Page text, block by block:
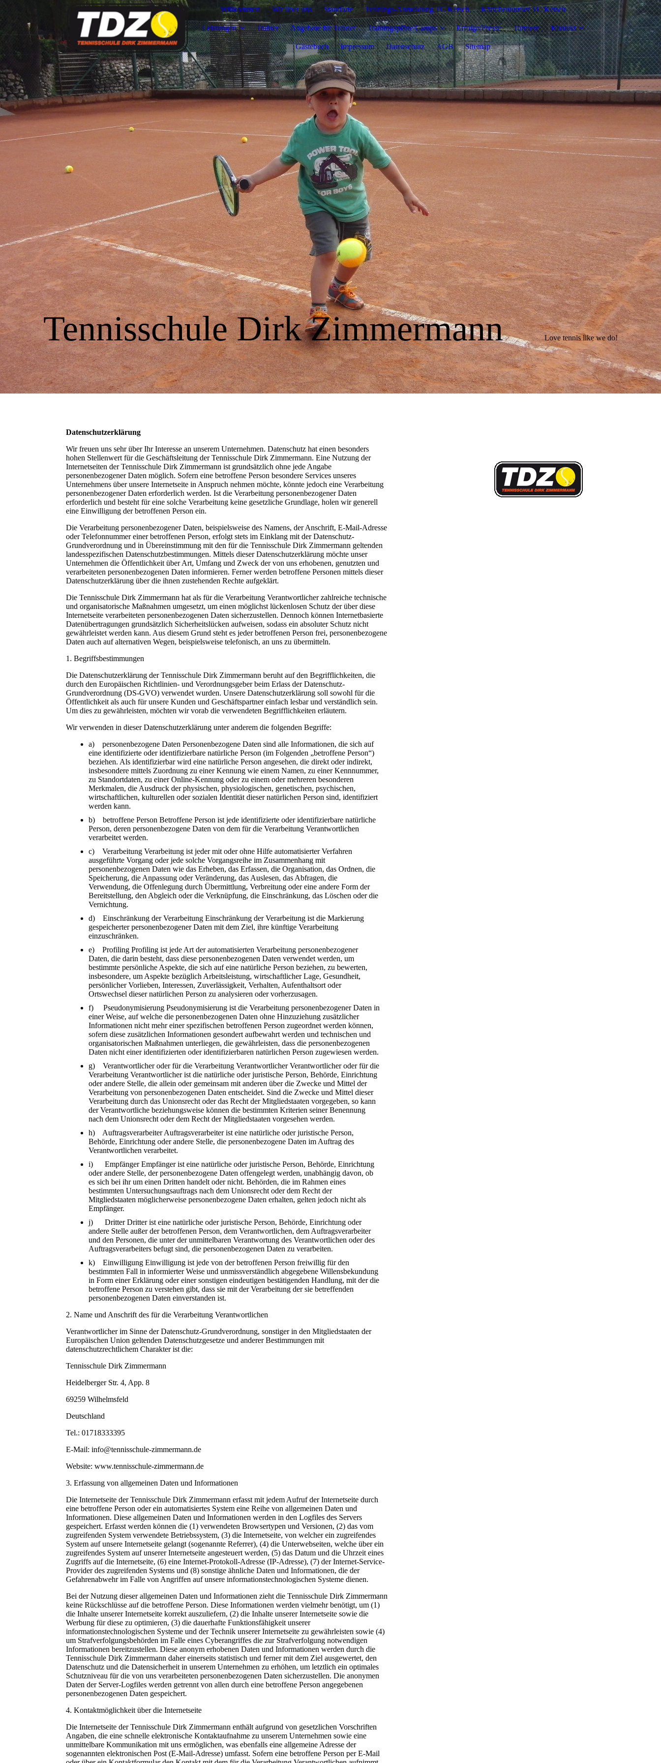
Willkommen Wir über uns Standorte Trainings-Anmeldung TC Ketsch Kärtchenturnier TC Ketsch
Leistungen Trainer Angebote für Trainer Trainingspläne/Camps Erfolge/Presse Turniere Kontakt
Gästebuch Impressum Datenschutz AGB Sitemap
Tennisschule Dirk Zimmermann Love tennis like we do!
Datenschutzerklärung
Wir freuen uns sehr über Ihr Interesse an unserem Unternehmen. Datenschutz hat einen besonders
hohen Stellenwert für die Geschäftsleitung der Tennisschule Dirk Zimmermann. Eine Nutzung der
Internetseiten der Tennisschule Dirk Zimmermann ist grundsätzlich ohne jede Angabe
personenbezogener Daten möglich. Sofern eine betroffene Person besondere Services unseres
Unternehmens über unsere Internetseite in Anspruch nehmen möchte, könnte jedoch eine Verarbeitung
personenbezogener Daten erforderlich werden. Ist die Verarbeitung personenbezogener Daten
erforderlich und besteht für eine solche Verarbeitung keine gesetzliche Grundlage, holen wir generell
eine Einwilligung der betroffenen Person ein.
Die Verarbeitung personenbezogener Daten, beispielsweise des Namens, der Anschrift, E-Mail-Adresse
oder Telefonnummer einer betroffenen Person, erfolgt stets im Einklang mit der Datenschutz-
Grundverordnung und in Übereinstimmung mit den für die Tennisschule Dirk Zimmermann geltenden
landesspezifischen Datenschutzbestimmungen. Mittels dieser Datenschutzerklärung möchte unser
Unternehmen die Öffentlichkeit über Art, Umfang und Zweck der von uns erhobenen, genutzten und
verarbeiteten personenbezogenen Daten informieren. Ferner werden betroffene Personen mittels dieser
Datenschutzerklärung über die ihnen zustehenden Rechte aufgeklärt.
Die Tennisschule Dirk Zimmermann hat als für die Verarbeitung Verantwortlicher zahlreiche technische
und organisatorische Maßnahmen umgesetzt, um einen möglichst lückenlosen Schutz der über diese
Internetseite verarbeiteten personenbezogenen Daten sicherzustellen. Dennoch können Internetbasierte
Datenübertragungen grundsätzlich Sicherheitslücken aufweisen, sodass ein absoluter Schutz nicht
gewährleistet werden kann. Aus diesem Grund steht es jeder betroffenen Person frei, personenbezogene
Daten auch auf alternativen Wegen, beispielsweise telefonisch, an uns zu übermitteln.
1. Begriffsbestimmungen
Die Datenschutzerklärung der Tennisschule Dirk Zimmermann beruht auf den Begrifflichkeiten, die
durch den Europäischen Richtlinien- und Verordnungsgeber beim Erlass der Datenschutz-
Grundverordnung (DS-GVO) verwendet wurden. Unsere Datenschutzerklärung soll sowohl für die
Öffentlichkeit als auch für unsere Kunden und Geschäftspartner einfach lesbar und verständlich sein.
Um dies zu gewährleisten, möchten wir vorab die verwendeten Begrifflichkeiten erläutern.
Wir verwenden in dieser Datenschutzerklärung unter anderem die folgenden Begriffe:
a) personenbezogene Daten Personenbezogene Daten sind alle Informationen, die sich auf
eine identifizierte oder identifizierbare natürliche Person (im Folgenden „betroffene Person“)
beziehen. Als identifizierbar wird eine natürliche Person angesehen, die direkt oder indirekt,
insbesondere mittels Zuordnung zu einer Kennung wie einem Namen, zu einer Kennnummer,
zu Standortdaten, zu einer Online-Kennung oder zu einem oder mehreren besonderen
Merkmalen, die Ausdruck der physischen, physiologischen, genetischen, psychischen,
wirtschaftlichen, kulturellen oder sozialen Identität dieser natürlichen Person sind, identifiziert
werden kann.
b) betroffene Person Betroffene Person ist jede identifizierte oder identifizierbare natürliche
Person, deren personenbezogene Daten von dem für die Verarbeitung Verantwortlichen
verarbeitet werden.
c) Verarbeitung Verarbeitung ist jeder mit oder ohne Hilfe automatisierter Verfahren
ausgeführte Vorgang oder jede solche Vorgangsreihe im Zusammenhang mit
personenbezogenen Daten wie das Erheben, das Erfassen, die Organisation, das Ordnen, die
Speicherung, die Anpassung oder Veränderung, das Auslesen, das Abfragen, die
Verwendung, die Offenlegung durch Übermittlung, Verbreitung oder eine andere Form der
Bereitstellung, den Abgleich oder die Verknüpfung, die Einschränkung, das Löschen oder die
Vernichtung.
d) Einschränkung der Verarbeitung Einschränkung der Verarbeitung ist die Markierung
gespeicherter personenbezogener Daten mit dem Ziel, ihre künftige Verarbeitung
einzuschränken.
e) Profiling Profiling ist jede Art der automatisierten Verarbeitung personenbezogener
Daten, die darin besteht, dass diese personenbezogenen Daten verwendet werden, um
bestimmte persönliche Aspekte, die sich auf eine natürliche Person beziehen, zu bewerten,
insbesondere, um Aspekte bezüglich Arbeitsleistung, wirtschaftlicher Lage, Gesundheit,
persönlicher Vorlieben, Interessen, Zuverlässigkeit, Verhalten, Aufenthaltsort oder
Ortswechsel dieser natürlichen Person zu analysieren oder vorherzusagen.
f) Pseudonymisierung Pseudonymisierung ist die Verarbeitung personenbezogener Daten in
einer Weise, auf welche die personenbezogenen Daten ohne Hinzuziehung zusätzlicher
Informationen nicht mehr einer spezifischen betroffenen Person zugeordnet werden können,
sofern diese zusätzlichen Informationen gesondert aufbewahrt werden und technischen und
organisatorischen Maßnahmen unterliegen, die gewährleisten, dass die personenbezogenen
Daten nicht einer identifizierten oder identifizierbaren natürlichen Person zugewiesen werden.
g) Verantwortlicher oder für die Verarbeitung Verantwortlicher Verantwortlicher oder für die
Verarbeitung Verantwortlicher ist die natürliche oder juristische Person, Behörde, Einrichtung
oder andere Stelle, die allein oder gemeinsam mit anderen über die Zwecke und Mittel der
Verarbeitung von personenbezogenen Daten entscheidet. Sind die Zwecke und Mittel dieser
Verarbeitung durch das Unionsrecht oder das Recht der Mitgliedstaaten vorgegeben, so kann
der Verantwortliche beziehungsweise können die bestimmten Kriterien seiner Benennung
nach dem Unionsrecht oder dem Recht der Mitgliedstaaten vorgesehen werden.
h) Auftragsverarbeiter Auftragsverarbeiter ist eine natürliche oder juristische Person,
Behörde, Einrichtung oder andere Stelle, die personenbezogene Daten im Auftrag des
Verantwortlichen verarbeitet.
i) Empfänger Empfänger ist eine natürliche oder juristische Person, Behörde, Einrichtung
oder andere Stelle, der personenbezogene Daten offengelegt werden, unabhängig davon, ob
es sich bei ihr um einen Dritten handelt oder nicht. Behörden, die im Rahmen eines
bestimmten Untersuchungsauftrags nach dem Unionsrecht oder dem Recht der
Mitgliedstaaten möglicherweise personenbezogene Daten erhalten, gelten jedoch nicht als
Empfänger.
j) Dritter Dritter ist eine natürliche oder juristische Person, Behörde, Einrichtung oder
andere Stelle außer der betroffenen Person, dem Verantwortlichen, dem Auftragsverarbeiter
und den Personen, die unter der unmittelbaren Verantwortung des Verantwortlichen oder des
Auftragsverarbeiters befugt sind, die personenbezogenen Daten zu verarbeiten.
k) Einwilligung Einwilligung ist jede von der betroffenen Person freiwillig für den
bestimmten Fall in informierter Weise und unmissverständlich abgegebene Willensbekundung
in Form einer Erklärung oder einer sonstigen eindeutigen bestätigenden Handlung, mit der die
betroffene Person zu verstehen gibt, dass sie mit der Verarbeitung der sie betreffenden
personenbezogenen Daten einverstanden ist.
2. Name und Anschrift des für die Verarbeitung Verantwortlichen
Verantwortlicher im Sinne der Datenschutz-Grundverordnung, sonstiger in den Mitgliedstaaten der
Europäischen Union geltenden Datenschutzgesetze und anderer Bestimmungen mit
datenschutzrechtlichem Charakter ist die:
Tennisschule Dirk Zimmermann
Heidelberger Str. 4, App. 8
69259 Wilhelmsfeld
Deutschland
Tel.: 01718333395
E-Mail: info@tennisschule-zimmermann.de
Website: www.tennisschule-zimmermann.de
3. Erfassung von allgemeinen Daten und Informationen
Die Internetseite der Tennisschule Dirk Zimmermann erfasst mit jedem Aufruf der Internetseite durch
eine betroffene Person oder ein automatisiertes System eine Reihe von allgemeinen Daten und
Informationen. Diese allgemeinen Daten und Informationen werden in den Logfiles des Servers
gespeichert. Erfasst werden können die (1) verwendeten Browsertypen und Versionen, (2) das vom
zugreifenden System verwendete Betriebssystem, (3) die Internetseite, von welcher ein zugreifendes
System auf unsere Internetseite gelangt (sogenannte Referrer), (4) die Unterwebseiten, welche über ein
zugreifendes System auf unserer Internetseite angesteuert werden, (5) das Datum und die Uhrzeit eines
Zugriffs auf die Internetseite, (6) eine Internet-Protokoll-Adresse (IP-Adresse), (7) der Internet-Service-
Provider des zugreifenden Systems und (8) sonstige ähnliche Daten und Informationen, die der
Gefahrenabwehr im Falle von Angriffen auf unsere informationstechnologischen Systeme dienen.
Bei der Nutzung dieser allgemeinen Daten und Informationen zieht die Tennisschule Dirk Zimmermann
keine Rückschlüsse auf die betroffene Person. Diese Informationen werden vielmehr benötigt, um (1)
die Inhalte unserer Internetseite korrekt auszuliefern, (2) die Inhalte unserer Internetseite sowie die
Werbung für diese zu optimieren, (3) die dauerhafte Funktionsfähigkeit unserer
informationstechnologischen Systeme und der Technik unserer Internetseite zu gewährleisten sowie (4)
um Strafverfolgungsbehörden im Falle eines Cyberangriffes die zur Strafverfolgung notwendigen
Informationen bereitzustellen. Diese anonym erhobenen Daten und Informationen werden durch die
Tennisschule Dirk Zimmermann daher einerseits statistisch und ferner mit dem Ziel ausgewertet, den
Datenschutz und die Datensicherheit in unserem Unternehmen zu erhöhen, um letztlich ein optimales
Schutzniveau für die von uns verarbeiteten personenbezogenen Daten sicherzustellen. Die anonymen
Daten der Server-Logfiles werden getrennt von allen durch eine betroffene Person angegebenen
personenbezogenen Daten gespeichert.
4. Kontaktmöglichkeit über die Internetseite
Die Internetseite der Tennisschule Dirk Zimmermann enthält aufgrund von gesetzlichen Vorschriften
Angaben, die eine schnelle elektronische Kontaktaufnahme zu unserem Unternehmen sowie eine
unmittelbare Kommunikation mit uns ermöglichen, was ebenfalls eine allgemeine Adresse der
sogenannten elektronischen Post (E-Mail-Adresse) umfasst. Sofern eine betroffene Person per E-Mail